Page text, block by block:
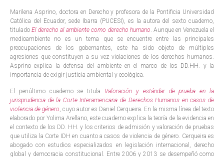
Marilena Asprino, doctora en Derecho y profesora de la Pontificia Universidad
Católica del Ecuador, sede Ibarra (PUCESI), es la autora del sexto cuaderno,
tituladoEl derecho al ambiente como derecho humano. Aunque en Venezuela el
medioambiente no es un tema que se encuentre entre las principales
preocupaciones de los gobernantes, este ha sido objeto de múltiples
agresiones que constituyen a su vez violaciones de los derechos humanos.
Asprino explica la defensa del ambiente en el marco de los DD.HH. y la
importancia de exigir justicia ambiental y ecológica.
El penúltimo cuaderno se titula Valoración y estándar de prueba en la
jurisprudencia de la Corte Interamericana de Derechos Humanos en casos de
violencia de género , cuyo autor es Daniel Cerqueira. En la misma línea del texto
elaborado por Yolima Arellano, este cuaderno explica la teoría de la evidencia en
el contexto de los DD. HH. y los criterios de admisión y valoración de pruebas
que utiliza la Corte IDH en cuanto a casos de violencia de género. Cerqueira es
abogado con estudios especializados en legislación internacional, derecho
global y democracia constitucional. Entre 2006 y 2013 se desempeñó como